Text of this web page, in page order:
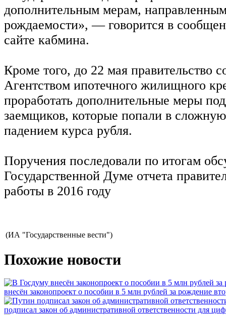
дополнительным мерам,
рождаемости», — говорится в
сайте кабмина.
Кроме того, до 22 мая правительство
Агентством ипотечного жилищного
проработать дополнительные меры
заемщиков, которые попали в
падением курса рубля.
Поручения последовали по итогам
Государственной Думе отчета
работы в 2016 году
(ИА "Государственные вести")
Похожие новости
внесён законопроект о пособии в 5 млн рублей за рождение
подписал закон об административной ответственности для